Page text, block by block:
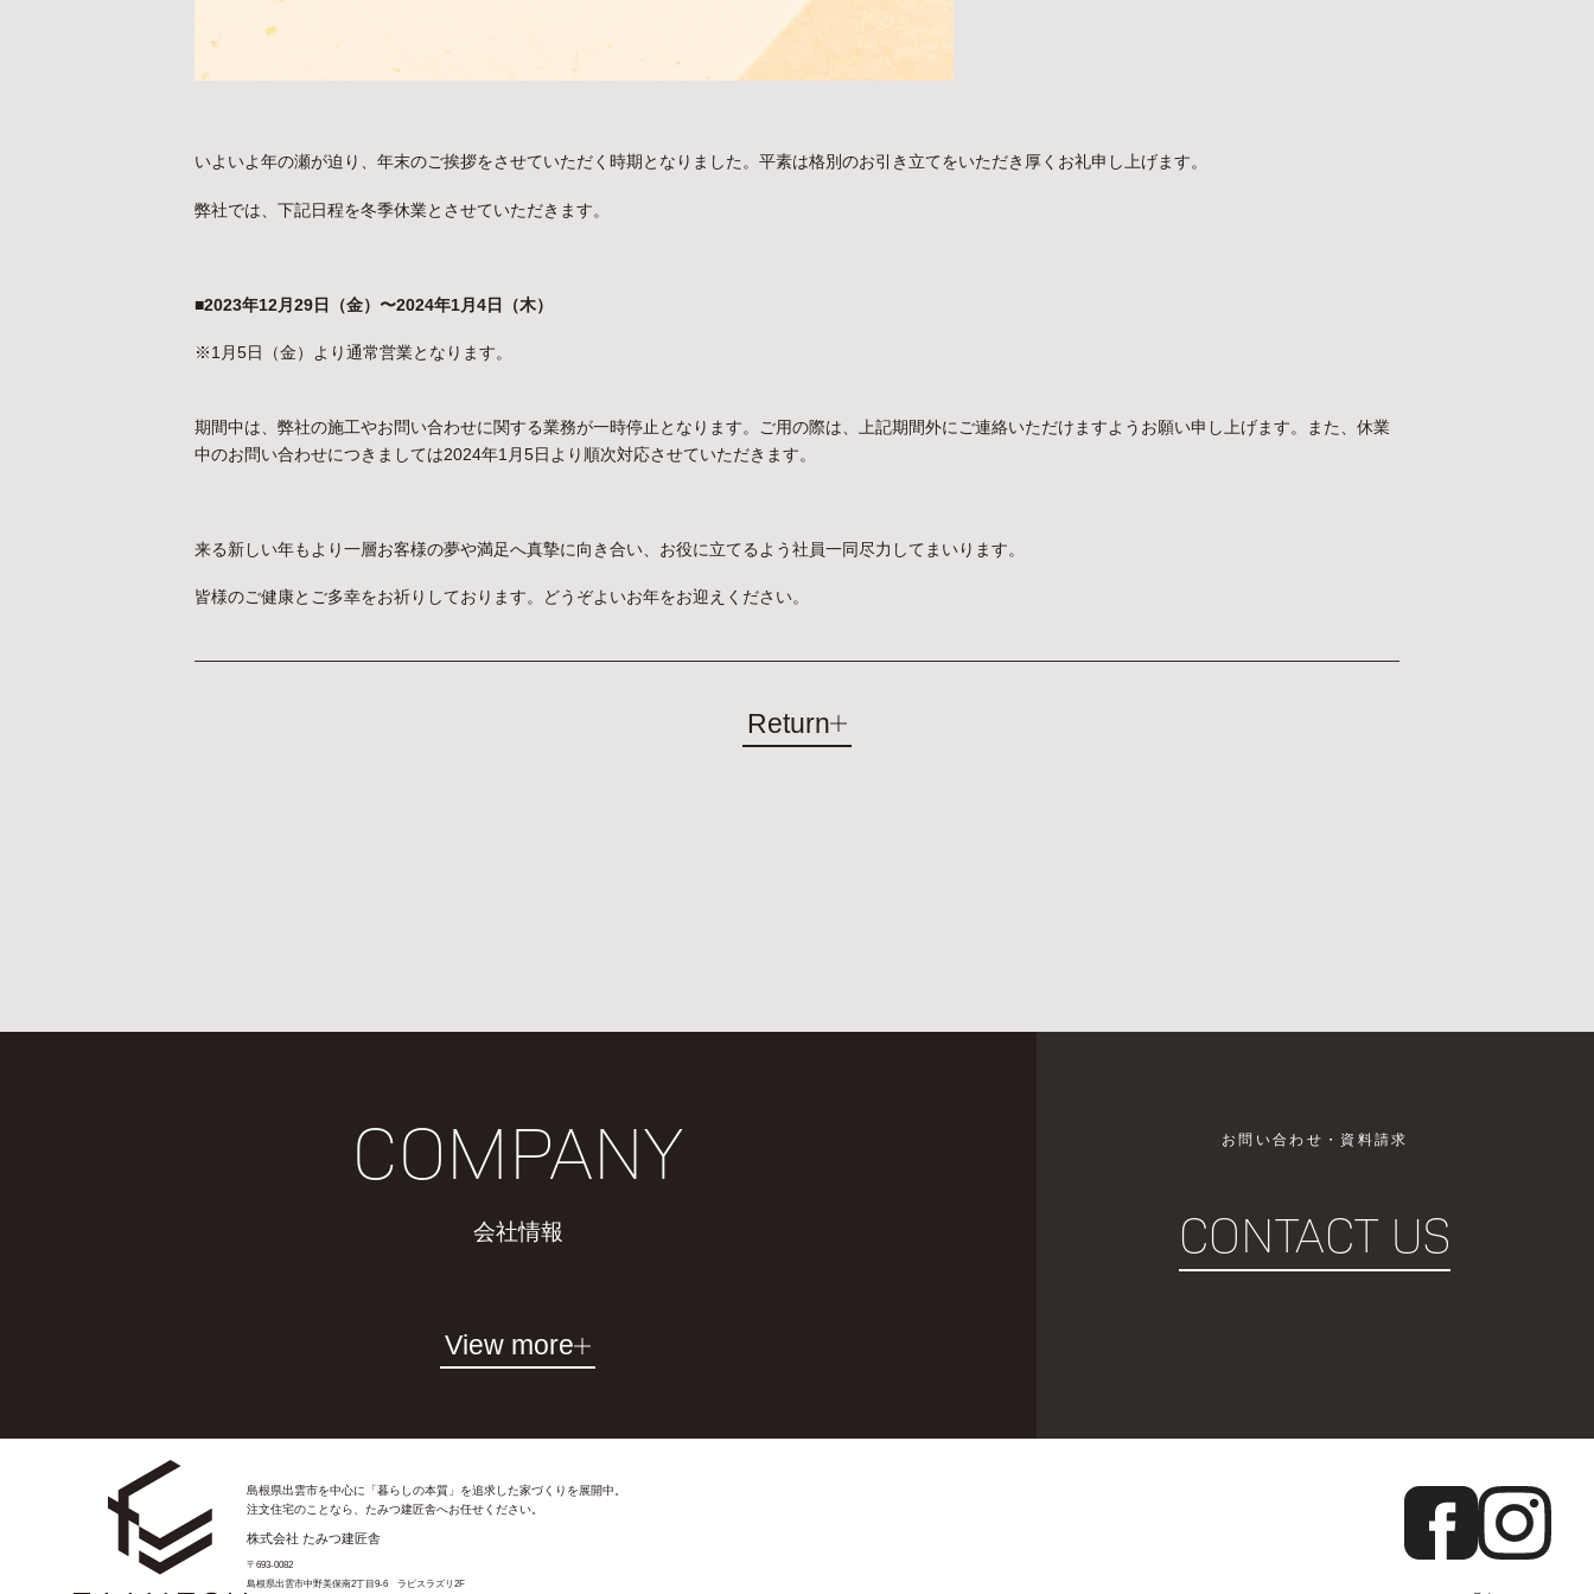
いよいよ年の瀬が迫り、年末のご挨拶をさせていただく時期となりました。平素は格別のお引き立てをいただき厚くお礼申し上げます。
弊社では、下記日程を冬季休業とさせていただきます。
■2023年12月29日（金）〜2024年1月4日（木）
※1月5日（金）より通常営業となります。
期間中は、弊社の施工やお問い合わせに関する業務が一時停止となります。ご用の際は、上記期間外にご連絡いただけますようお願い申し上げます。また、休業
中のお問い合わせにつきましては2024年1月5日より順次対応させていただきます。
来る新しい年もより一層お客様の夢や満足へ真摯に向き合い、お役に立てるよう社員一同尽力してまいります。
皆様のご健康とご多幸をお祈りしております。どうぞよいお年をお迎えください。
Return
COMPANY
会社情報
View more
お問い合わせ・資料請求
CONTACT US
島根県出雲市を中心に「暮らしの本質」を追求した家づくりを展開中。
注文住宅のことなら、たみつ建匠舎へお任せください。
株式会社 たみつ建匠舎
〒693-0082
島根県出雲市中野美保南2丁目9-6 ラピスラズリ2F